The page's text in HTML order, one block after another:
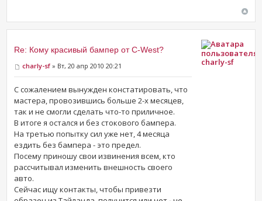
Re: Кому красивый бампер от C-West?
charly-sf » Вт, 20 апр 2010 20:21
С сожалением вынужден констатировать, что
мастера, провозившись больше 2-х месяцев,
так и не смогли сделать что-то приличное.
В итоге я остался и без стокового бампера.
На третью попытку сил уже нет, 4 месяца
ездить без бампера - это предел.
Посему приношу свои извинения всем, кто
рассчитывал изменить внешность своего
авто.
Сейчас ищу контакты, чтобы привезти
charly-sf